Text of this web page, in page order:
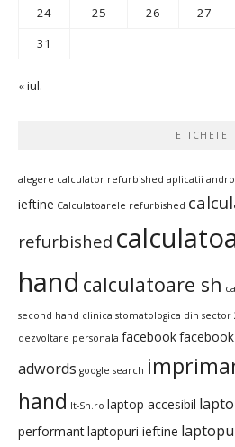
24
25 26 27
31
« iul.
ETICHETE
alegere calculator refurbished aplicatii
ieftine Calculatoarele refurbished
refurbished
hand calculatoare sh
second hand clinica stomatologica din sector
dezvoltare personala facebook
adwords google search
hand It-Sh.ro laptop accesibil
performantlaptopuri ieftine